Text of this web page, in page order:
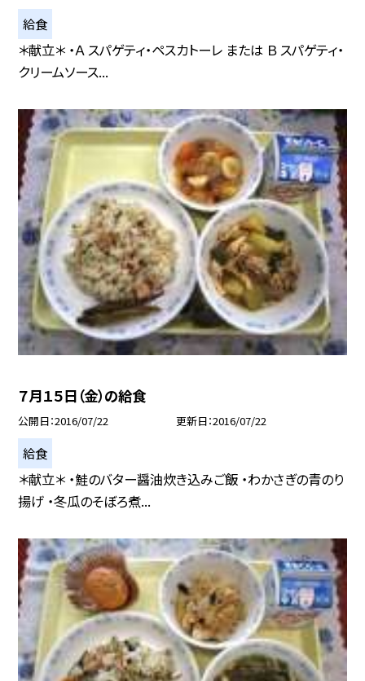
給食
＊献立＊ ・Ａ スパゲティ・ペスカトーレ または Ｂ スパゲティ・
クリームソース...
７月１５日（金）の給食
公開日 2016/07/22 更新日 2016/07/22
給食
＊献立＊ ・鮭のバター醤油炊き込みご飯 ・わかさぎの青のり
揚げ ・冬瓜のそぼろ煮...